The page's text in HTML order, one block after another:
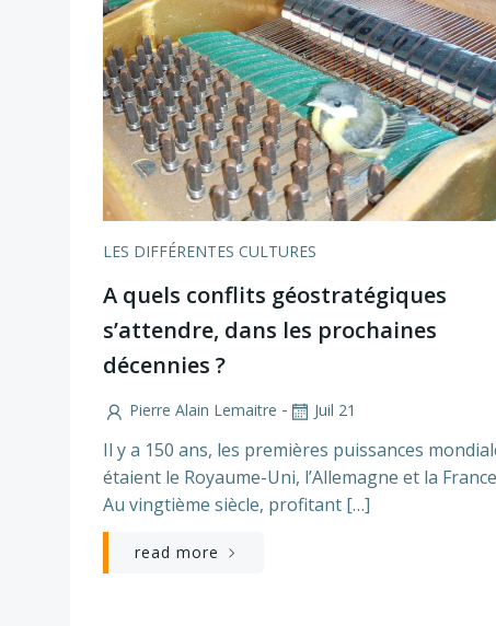
LES DIFFÉRENTES CULTURES
A quels conflits géostratégiques
s’attendre, dans les prochaines
décennies ?
Pierre Alain Lemaitre - Juil 21
Il y a 150 ans, les premières puissances
étaient le Royaume-Uni, l’Allemagne et la
Au vingtième siècle, profitant […]
read more